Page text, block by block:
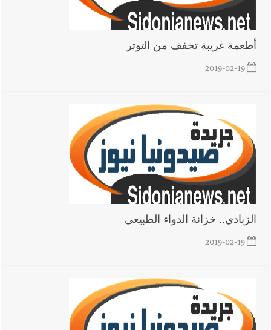
أطعمة غريبة تخفف من التوتر
2019-02-19
الزبادي.. خزانة الدواء الطبيعي
2019-02-19